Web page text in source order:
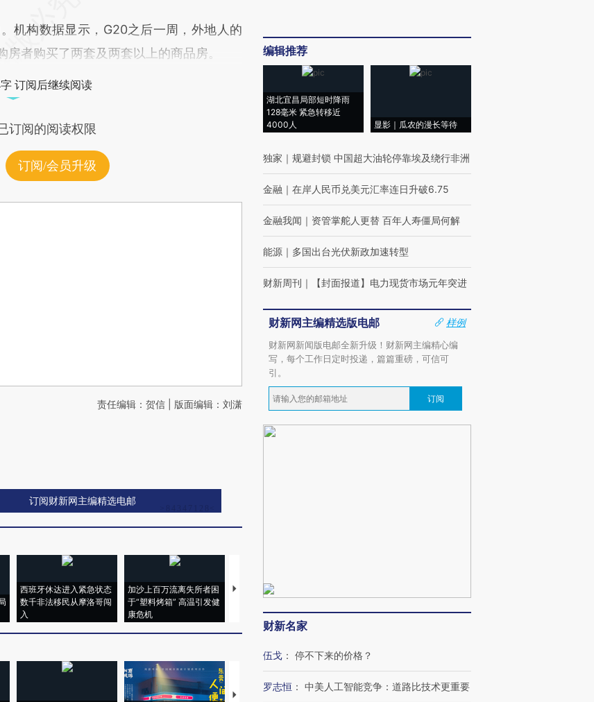
构数据显示，G20之后一周，外地人的
者购买了两套及两套以上的商品房。
订阅后继续阅读
订阅的阅读权限
订阅/会员升级
责任编辑：贺信 | 版面编辑：刘潇
订阅财新网主编精选电邮
西班牙休达进入紧急状态
数千非法移民从摩洛哥闯
入
加沙上百万流离失所者困
于“塑料烤箱” 高温引发健
康危机
视线｜HYROX的吸金
心“花钱找虐”？
毒品
育部长拱下台
【推广】走进第四届链博
编辑推荐
湖北宜昌局部短时降雨
128毫米 紧急转移近
4000人
显影｜瓜农的漫长等待
独家 ｜ 规避封锁 中国超大油轮停靠埃及绕行非洲
金融 ｜ 在岸人民币兑美元汇率连日升破6.75
金融我闻 ｜ 资管掌舵人更替 百年人寿僵局何解
能源 ｜ 多国出台光伏新政加速转型
财新周刊 ｜ 【封面报道】电力现货市场元年突进
财新网主编精选版电邮
样例
财新网新闻版电邮全新升级！财新网主编精心编
写，每个工作日定时投递，篇篇重磅，可信可
引。
订阅
财新名家
伍戈 ： 停不下来的价格？
罗志恒 ： 中美人工智能竞争：道路比技术更重要